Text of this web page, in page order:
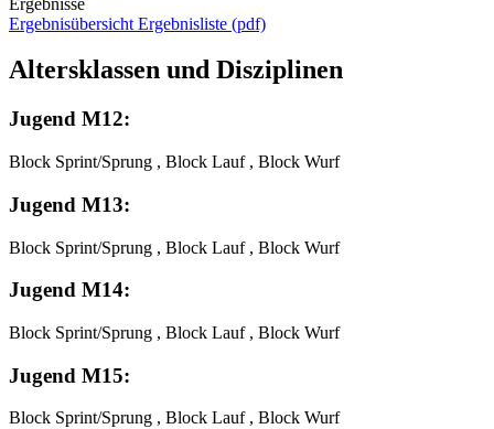
Ergebnisübersicht Ergebnisliste (pdf)
Altersklassen und Disziplinen
Jugend M12:
Block Sprint/Sprung , Block Lauf , Block Wurf
Jugend M13:
Block Sprint/Sprung , Block Lauf , Block Wurf
Jugend M14:
Block Sprint/Sprung , Block Lauf , Block Wurf
Jugend M15:
Block Sprint/Sprung , Block Lauf , Block Wurf